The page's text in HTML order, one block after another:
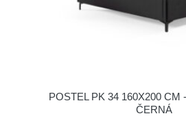
POSTEL PK 34 160X200 CM
ČERNÁ